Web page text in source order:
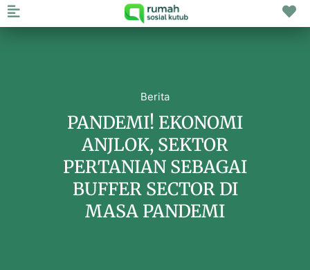
Berita
PANDEMI! EKONOMI
ANJLOK, SEKTOR
PERTANIAN SEBAGAI
BUFFER SECTOR DI
MASA PANDEMI